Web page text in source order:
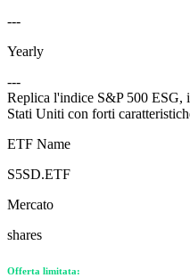
---
Yearly
---
Replica l'indice S&P 500 ESG,
Stati Uniti con forti
ETF Name
S5SD.ETF
Mercato
shares
Offerta limitata: